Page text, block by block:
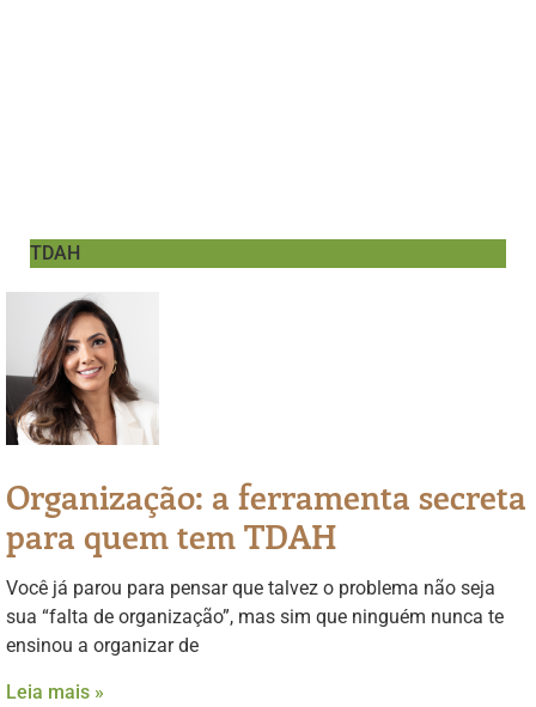
TDAH
Organização: a ferramenta secreta
para quem tem TDAH
Você já parou para pensar que talvez o problema não seja
sua “falta de organização”, mas sim que ninguém nunca te
ensinou a organizar de
Leia mais »